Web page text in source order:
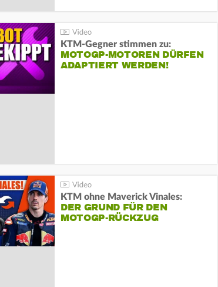
KTM-Gegner stimmen zu:
MOTOGP-MOTOREN DÜRFEN
ADAPTIERT WERDEN!
KTM ohne Maverick Vinales:
DER GRUND FÜR DEN
MOTOGP-RÜCKZUG